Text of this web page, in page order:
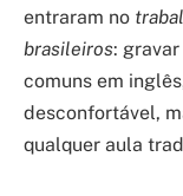
entraram no
brasileiros:
comuns em
desconfortável,
qualquer aula